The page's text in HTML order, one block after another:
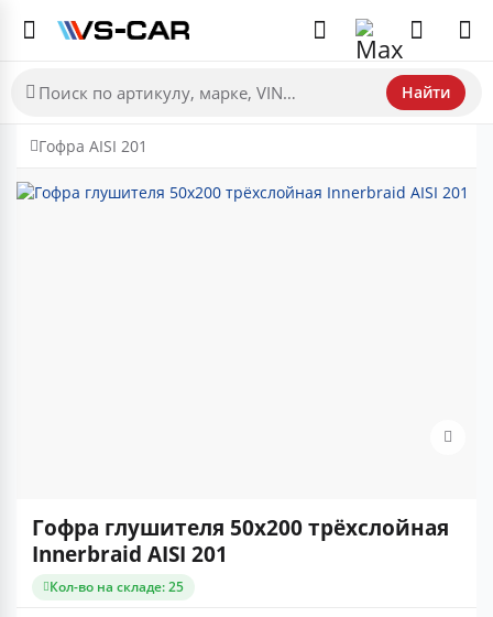
Найти
Гофра AISI 201
Гофра глушителя 50x200 трёхслойная
Innerbraid AISI 201
Кол-во на складе: 25